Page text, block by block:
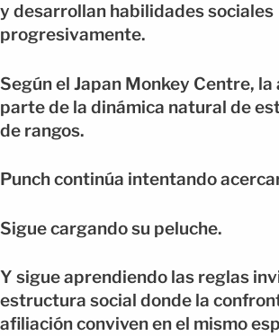
y desarrollan habilidades sociales
progresivamente.
Según el Japan Monkey Centre,
parte de la dinámica natural de
de rangos.
Punch continúa intentando
Sigue cargando su peluche.
Y sigue aprendiendo las reglas
estructura social donde la
afiliación conviven en el mismo